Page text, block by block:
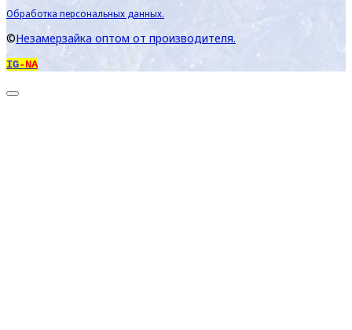
Обработка персональных данных.
©Незамерзайка оптом от производителя.
IG-NA